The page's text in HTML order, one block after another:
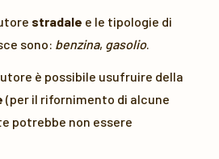
stradale e le tipologie di
sono: benzina, gasolio.
è possibile usufruire della
(per il rifornimento di alcune
potrebbe non essere